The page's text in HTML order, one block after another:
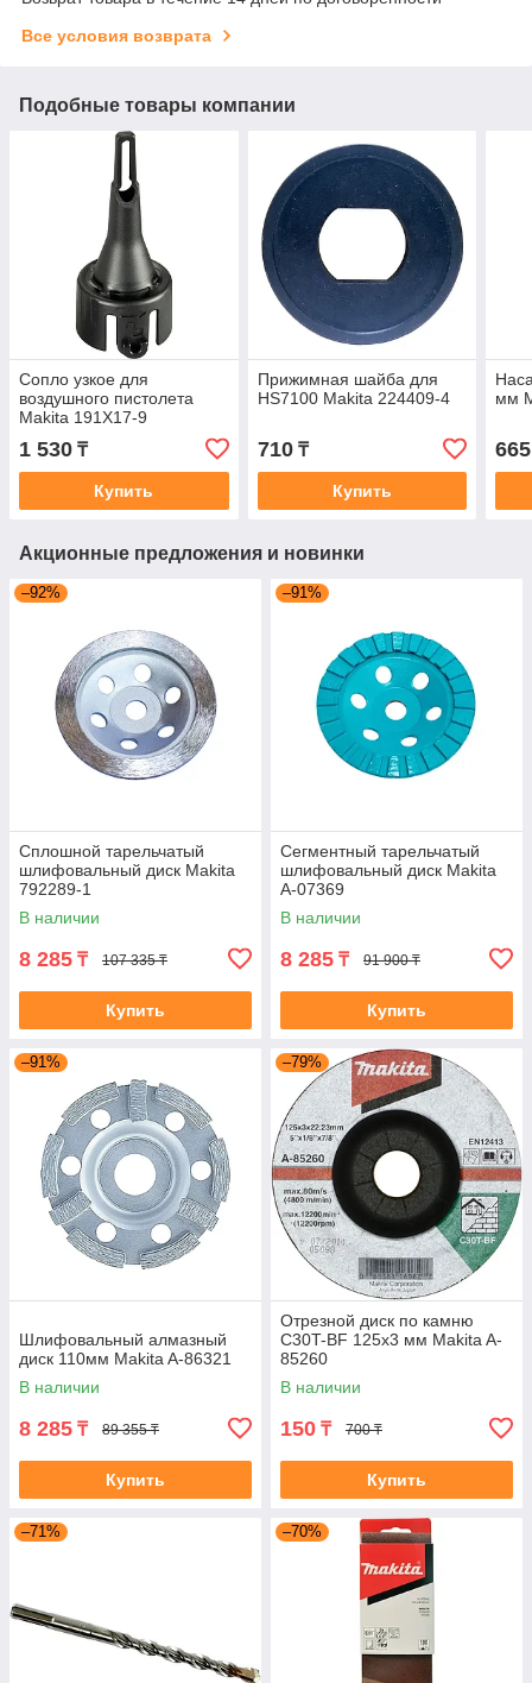
Все условия возврата
Подобные товары компании
Сопло узкое для
воздушного пистолета
Makita 191X17-9
1 530 ₸
Купить
Прижимная шайба для
HS7100 Makita 224409-4
710₸
Купить
мм
665
Акционные предложения и новинки
–92%
Сплошной тарельчатый
шлифовальный диск Makita
792289-1
В наличии
8 285 ₸ 107 335 ₸
Купить
–91%
Сегментный тарельчатый
шлифовальный диск Makita
A-07369
В наличии
8 285 ₸ 91 900 ₸
Купить
–91%
Шлифовальный алмазный
диск 110мм Makita A-86321
В наличии
8 285 ₸ 89 355 ₸
Купить
–79%
Отрезной диск по камню
C30T-BF 125x3 мм Makita A-
85260
В наличии
150 ₸ 700 ₸
Купить
–71% –70%